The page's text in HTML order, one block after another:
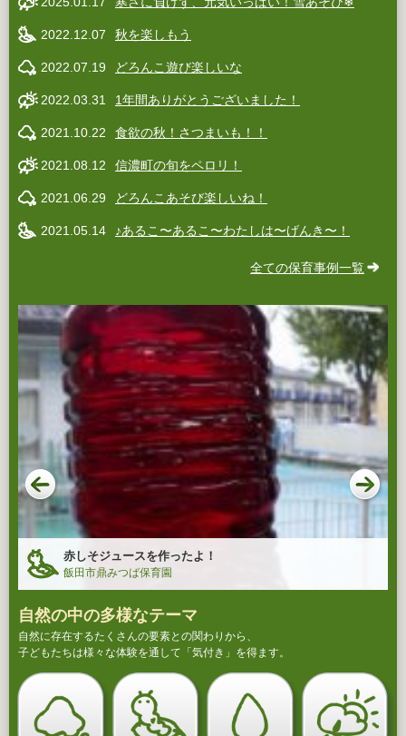
2022.12.07 秋を楽しもう
2022.07.19 どろんこ遊び楽しいな
2022.03.31 1年間ありがとうございました！
2021.10.22 食欲の秋！さつまいも！！
2021.08.12 信濃町の旬をペロリ！
2021.06.29 どろんこあそび楽しいね！
2021.05.14 ♪あるこ〜あるこ〜わたしは〜げんき〜！
全ての保育事例一覧
赤しそジュースを作ったよ！
飯田市鼎みつば保育園
自然の中の多様なテーマ
自然に存在するたくさんの要素との関わりから、
子どもたちは様々な体験を通して「気付き」を得ます。